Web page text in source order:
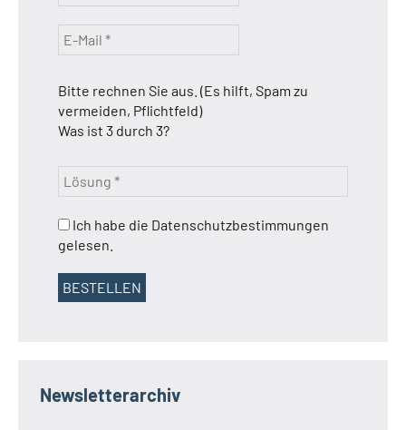
Bitte rechnen Sie aus. (Es hilft, Spam zu
vermeiden, Pflichtfeld)
Was ist 3 durch 3?
Ich habe die Datenschutzbestimmungen
gelesen.
Newsletterarchiv